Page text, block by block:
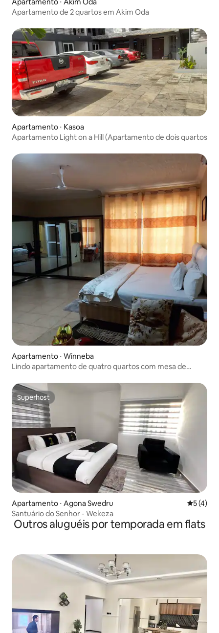
Apartamento de 2 quartos em Akim Oda
Apartamento ⋅ Kasoa
Apartamento Light on a Hill (Apartamento de dois quartos
Apartamento ⋅ Winneba
Lindo apartamento de quatro quartos com mesa de
Superhost
Superhost
Apartamento ⋅ Agona Swedru 5 de
5 (4)
Santuário do Senhor - Wekeza
Outros aluguéis por temporada em flats